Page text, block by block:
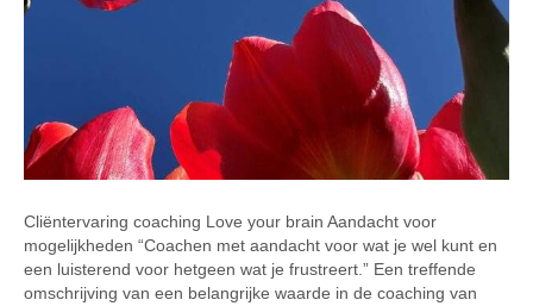
Cliëntervaring coaching Love your brain Aandacht voor
mogelijkheden “Coachen met aandacht voor wat je wel kunt en
een luisterend voor hetgeen wat je frustreert.” Een treffende
omschrijving van een belangrijke waarde in de coaching van